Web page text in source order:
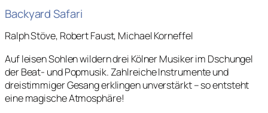
Backyard Safari
Ralph Stöve, Robert Faust, Michael Korneffel
Auf leisen Sohlen wildern drei Kölner Musiker im Dschungel
der Beat- und Popmusik. Zahlreiche Instrumente und
dreistimmiger Gesang erklingen unverstärkt – so entsteht
eine magische Atmosphäre!